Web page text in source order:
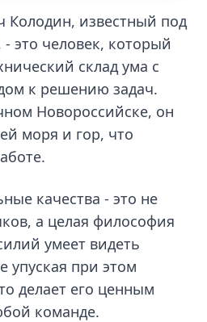
Колодин, известный под
- это человек, который
склад ума с
к решению задач.
Новороссийске, он
моря и гор, что
качества - это не
а целая философия
умеет видеть
упуская при этом
делает его ценным
команде.